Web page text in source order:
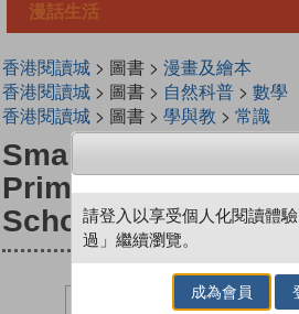
漫話生活
香港閱讀城> 圖書 > 漫畫及繪本
香港閱讀城> 圖書 > 自然科普> 數學
香港閱讀城> 圖書 > 學與教 > 常識
Smart
Primary-22
School Of Ninjas
請登入以享受個人化閱讀體
過」繼續瀏覽。
成為會員